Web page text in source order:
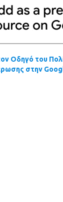
Οδηγό του
στην